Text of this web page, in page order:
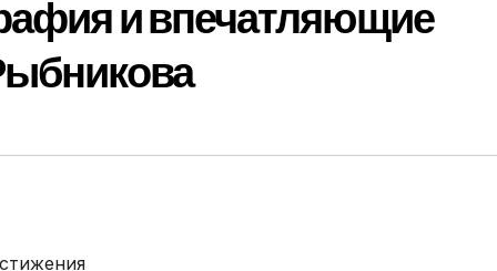
и впечатляющие